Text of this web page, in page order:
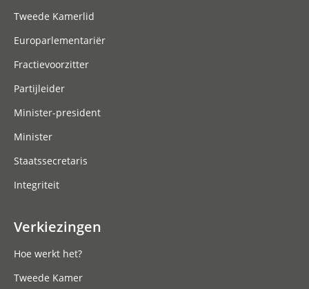
Tweede Kamerlid
Europarlementariër
Fractievoorzitter
Partijleider
Minister-president
Minister
Staatssecretaris
Integriteit
Verkiezingen
Hoe werkt het?
Tweede Kamer